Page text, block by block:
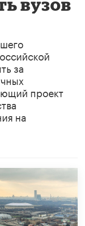
вузов
за
проект
на